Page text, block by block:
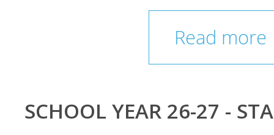
Read more
SCHOOL YEAR 26-27 -